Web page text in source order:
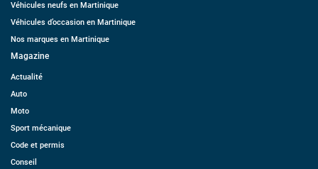
Véhicules neufs en Martinique
Véhicules d’occasion en Martinique
Nos marques en Martinique
Magazine
Actualité
Auto
Moto
Sport mécanique
Code et permis
Conseil